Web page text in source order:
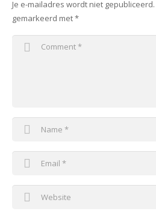
Je e-mailadres wordt niet gepubliceerd.
gemarkeerd met*